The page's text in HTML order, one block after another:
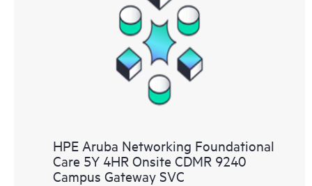
HPE Aruba Networking Foundational
Care 5Y 4HR Onsite CDMR 9240
Campus Gateway SVC